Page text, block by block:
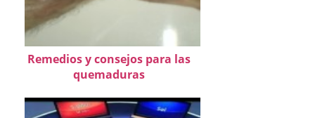
Remedios y consejos para las
quemaduras